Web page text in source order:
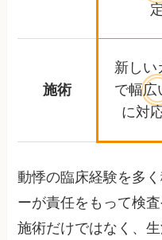
定
施術
新しい
で幅広
に対
動悸の臨床経験を多
ーが責任をもって検
施術だけではなく、